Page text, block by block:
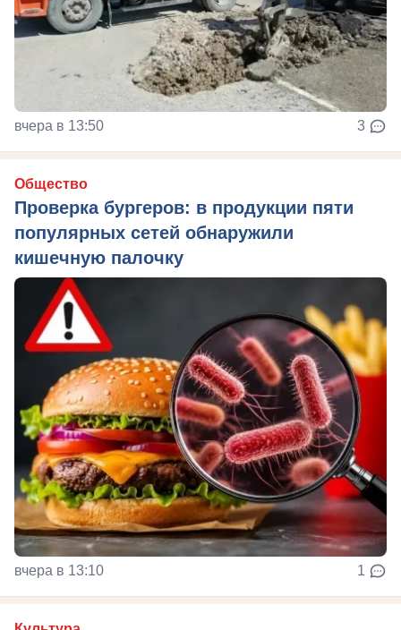
вчера в 13:50 3
Общество
Проверка бургеров: в продукции пяти
популярных сетей обнаружили
кишечную палочку
вчера в 13:10 1